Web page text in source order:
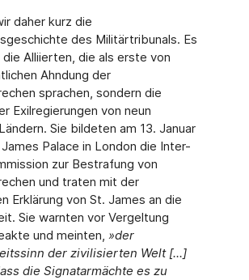
daher kurz die
des Militärtribunals. Es
Alliierten, die als erste von
Ahndung der
sprachen, sondern die
Exilregierungen von neun
Sie bildeten am 13. Januar
Palace in London die Inter-
zur Bestrafung von
und traten mit der
Erklärung von St. James an die
Sie warnten vor Vergeltung
und meinten, »der
der zivilisierten Welt [...]
die Signatarmächte es zu